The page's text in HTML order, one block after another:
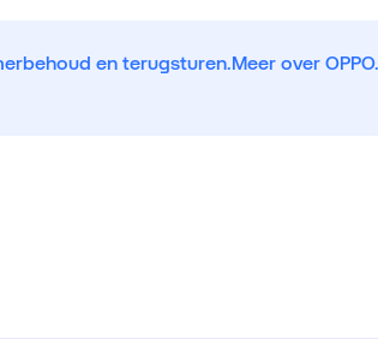
en terugsturen.Meer over OPPO.